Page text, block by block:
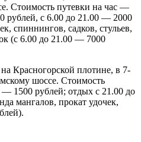
Стоимость путевки на час —
рублей, с 6.00 до 21.00 — 2000
спиннингов, садков, стульев,
(с 6.00 до 21.00 — 7000
Красногорской плотине, в 7-
шоссе. Стоимость
1500 рублей; отдых с 21.00 до
мангалов, прокат удочек,